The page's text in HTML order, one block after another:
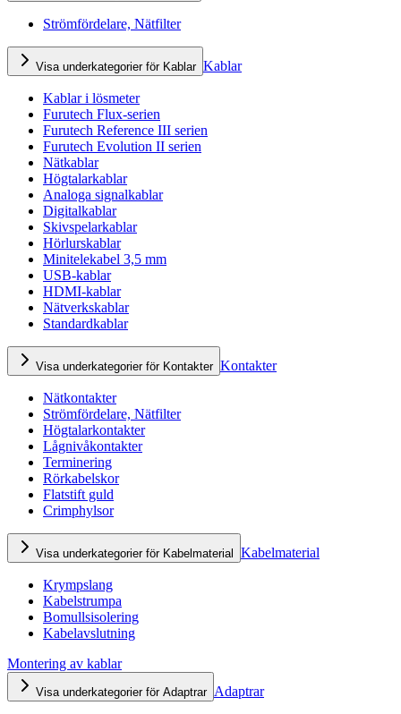
Strömfördelare, Nätfilter
Visa underkategorier för Kablar Kablar
Kablar i lösmeter
Furutech Flux-serien
Furutech Reference III serien
Furutech Evolution II serien
Nätkablar
Högtalarkablar
Analoga signalkablar
Digitalkablar
Skivspelarkablar
Hörlurskablar
Minitelekabel 3,5 mm
USB-kablar
HDMI-kablar
Nätverkskablar
Standardkablar
Visa underkategorier för Kontakter Kontakter
Nätkontakter
Strömfördelare, Nätfilter
Högtalarkontakter
Lågnivåkontakter
Terminering
Rörkabelskor
Flatstift guld
Crimphylsor
Visa underkategorier för Kabelmaterial Kabelmaterial
Krympslang
Kabelstrumpa
Bomullsisolering
Kabelavslutning
Montering av kablar
Visa underkategorier för Adaptrar Adaptrar